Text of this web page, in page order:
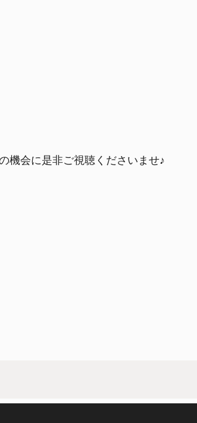
機会に是非ご視聴くださいませ♪